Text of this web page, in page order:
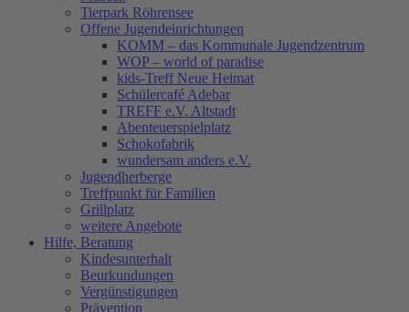
Tierpark Röhrensee
Offene Jugendeinrichtungen
KOMM – das Kommunale Jugendzentrum
WOP – world of paradise
kids-Treff Neue Heimat
Schülercafé Adebar
TREFF e.V. Altstadt
Abenteuerspielplatz
Schokofabrik
wundersam anders e.V.
Jugendherberge
Treffpunkt für Familien
Grillplatz
weitere Angebote
Hilfe, Beratung
Kindesunterhalt
Beurkundungen
Vergünstigungen
Prävention